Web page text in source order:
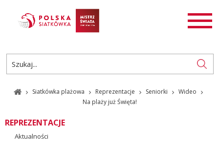
AKTUALNOŚCI
ROZGRYWKI
PL
EN
Siatkówka plażowa Reprezentacje Seniorki
Wideo
Na plaży już Święta!
REPREZENTACJE
Aktualności